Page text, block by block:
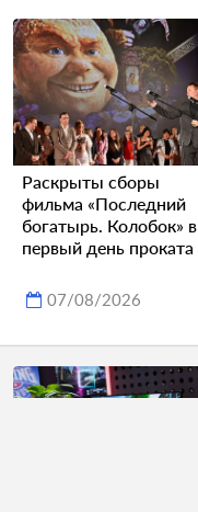
Раскрыты сборы
фильма «Последний
богатырь. Колобок» в
первый день проката
07/08/2026